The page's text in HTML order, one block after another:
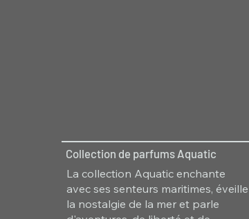
Collection de parfums Aquatic
La collection Aquatic enchante
avec ses senteurs maritimes, éveille
la nostalgie de la mer et parle